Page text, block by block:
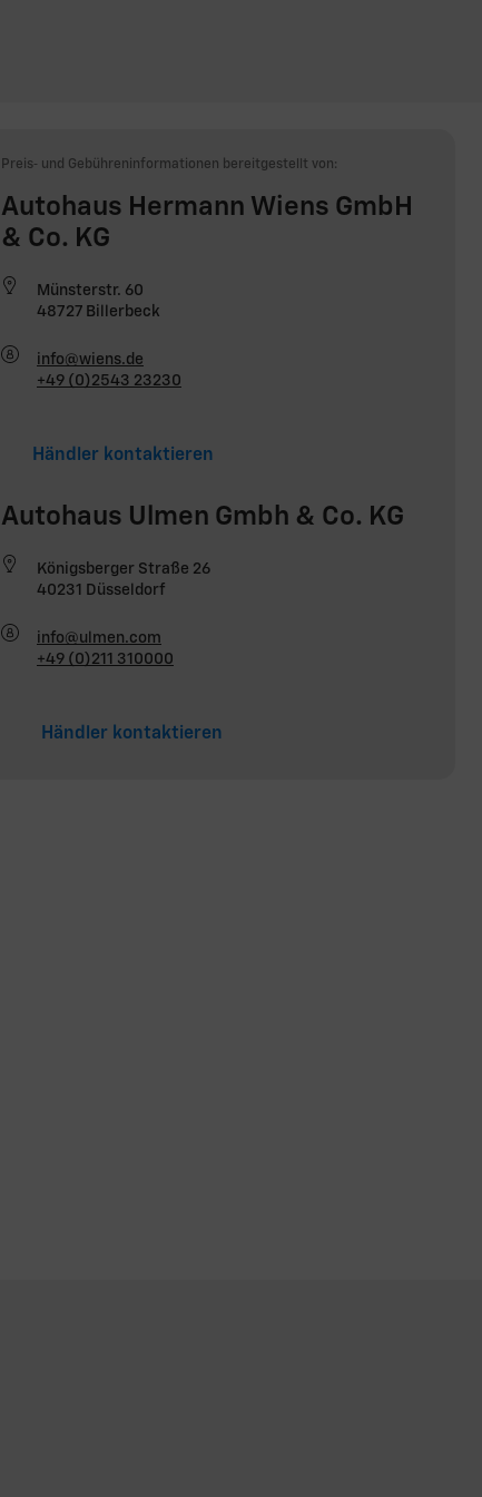
Preis‑ und Gebühreninformationen bereitgestellt von:
Autohaus Hermann Wiens GmbH
& Co. KG
Münsterstr. 60
48727 Billerbeck
info@wiens.de
+49 (0)2543 23230
Händler kontaktieren
Autohaus Ulmen Gmbh & Co. KG
Königsberger Straße 26
40231 Düsseldorf
info@ulmen.com
+49 (0)211 310000
Händler kontaktieren